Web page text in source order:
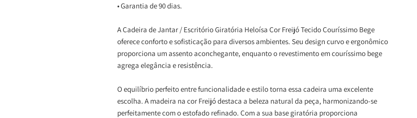
• Garantia de 90 dias.
A Cadeira de Jantar / Escritório Giratória Heloísa Cor Freijó Tecido Couríssimo Bege
oferece conforto e sofisticação para diversos ambientes. Seu design curvo e ergonômico
proporciona um assento aconchegante, enquanto o revestimento em couríssimo bege
agrega elegância e resistência.
O equilíbrio perfeito entre funcionalidade e estilo torna essa cadeira uma excelente
escolha. A madeira na cor Freijó destaca a beleza natural da peça, harmonizando-se
perfeitamente com o estofado refinado. Com a sua base giratória proporciona